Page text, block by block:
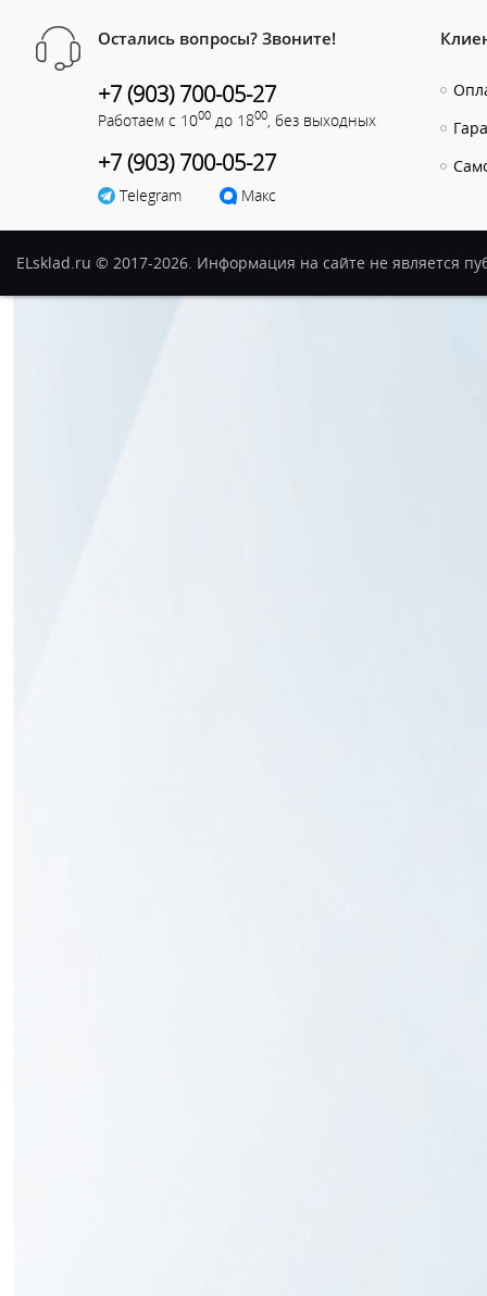
Остались вопросы? Звоните!
+7 (903) 700-05-27
Работаем с 1000 до 1800 , без выходных
+7 (903) 700-05-27
Telegram Макс
ELsklad.ru © 2017-2026. Информация на сайте не является